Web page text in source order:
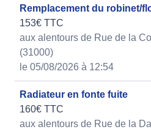
Remplacement du robinet/
153€ TTC
aux alentours de Rue de la
(31000)
le 05/08/2026 à 12:54
Radiateur en fonte fuite
160€ TTC
aux alentours de Rue de la